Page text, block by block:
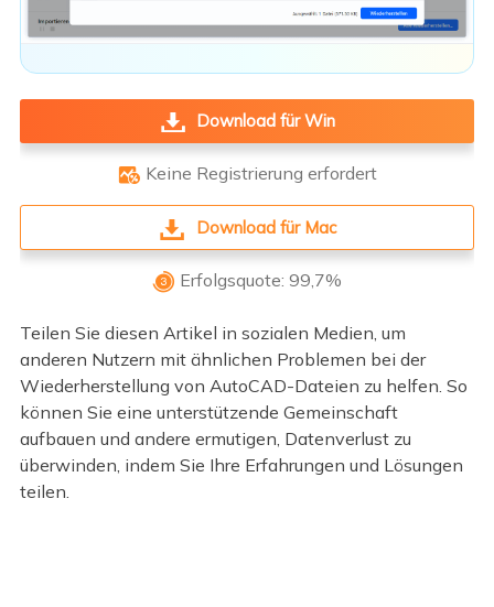
Download für Win
 Keine Registrierung erfordert
Download für Mac
 Erfolgsquote: 99,7%
Teilen Sie diesen Artikel in sozialen Medien, um
anderen Nutzern mit ähnlichen Problemen bei der
Wiederherstellung von AutoCAD-Dateien zu helfen. So
können Sie eine unterstützende Gemeinschaft
aufbauen und andere ermutigen, Datenverlust zu
überwinden, indem Sie Ihre Erfahrungen und Lösungen
teilen.